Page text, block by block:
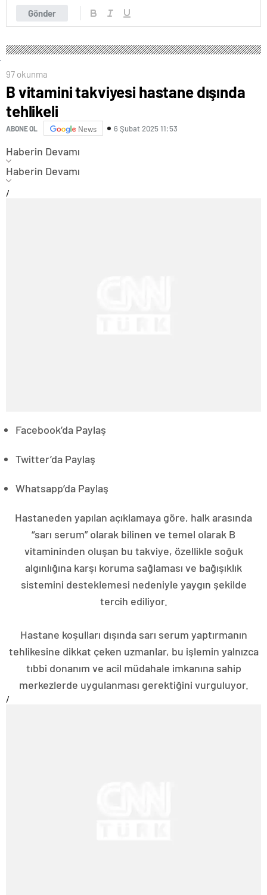
Gönder
97 okunma
B vitamini takviyesi hastane dışında
tehlikeli
ABONE OL News 6 Şubat 2025 11:53
Haberin Devamı
Haberin Devamı
/
Facebook’da Paylaş
Twitter’da Paylaş
Whatsapp’da Paylaş
Hastaneden yapılan açıklamaya göre, halk arasında
“sarı serum” olarak bilinen ve temel olarak B
vitamininden oluşan bu takviye, özellikle soğuk
algınlığına karşı koruma sağlaması ve bağışıklık
sistemini desteklemesi nedeniyle yaygın şekilde
tercih ediliyor.
Hastane koşulları dışında sarı serum yaptırmanın
tehlikesine dikkat çeken uzmanlar, bu işlemin yalnızca
tıbbi donanım ve acil müdahale imkanına sahip
merkezlerde uygulanması gerektiğini vurguluyor.
/